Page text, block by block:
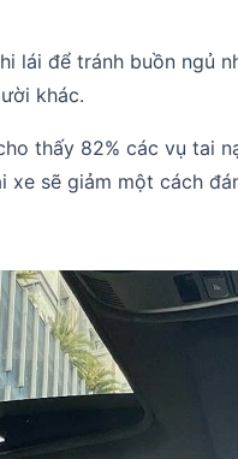
lái để tránh buồn
khác.
thấy 82% các vụ tai
xe sẽ giảm một cách